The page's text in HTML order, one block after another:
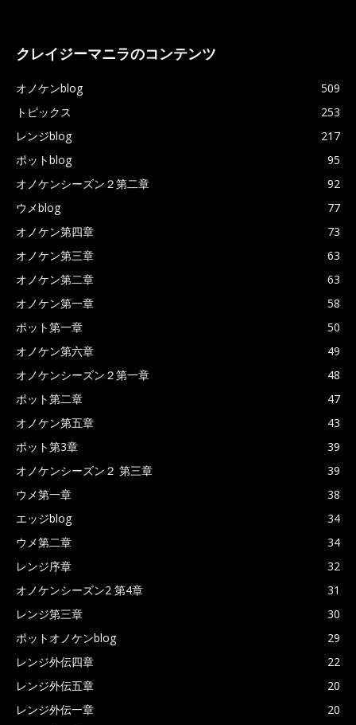
クレイジーマニラのコンテンツ
オノケンblog
509
トピックス
253
レンジblog
217
ポットblog
95
オノケンシーズン２第二章
92
ウメblog
77
オノケン第四章
73
オノケン第三章
63
オノケン第二章
63
オノケン第一章
58
ポット第一章
50
オノケン第六章
49
オノケンシーズン２第一章
48
ポット第二章
47
オノケン第五章
43
ポット第3章
39
オノケンシーズン２ 第三章
39
ウメ第一章
38
エッジblog
34
ウメ第二章
34
レンジ序章
32
オノケンシーズン2 第4章
31
レンジ第三章
30
ポットオノケンblog
29
レンジ外伝四章
22
レンジ外伝五章
20
レンジ外伝一章
20